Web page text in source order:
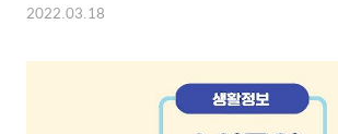
2022.03.18